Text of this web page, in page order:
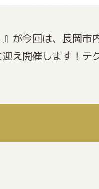
が今回は、長岡市
え開催します！テ